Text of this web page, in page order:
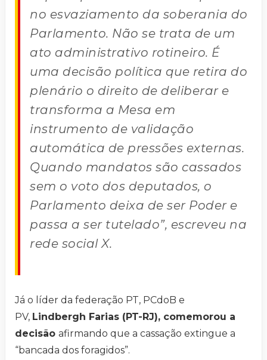
no esvaziamento da soberania do
Parlamento. Não se trata de um
ato administrativo rotineiro. É
uma decisão política que retira do
plenário o direito de deliberar e
transforma a Mesa em
instrumento de validação
automática de pressões externas.
Quando mandatos são cassados
sem o voto dos deputados, o
Parlamento deixa de ser Poder e
passa a ser tutelado”, escreveu na
rede social X.
Já o líder da federação PT, PCdoB e
PV, Lindbergh Farias (PT-RJ), comemorou a
decisão afirmando que a cassação extingue a
“bancada dos foragidos”.